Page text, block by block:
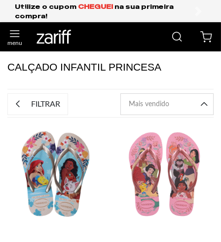
Utilize o cupom CHEGUEI na sua primeira
compra!
anterior
CALÇADO INFANTIL PRINCESA
FILTRAR